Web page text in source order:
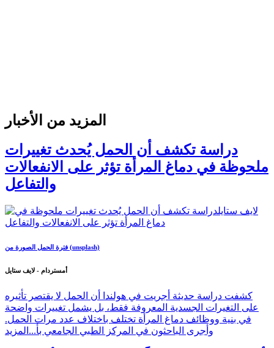
المزيد من الأخبار
دراسة تكشف أن الحمل يُحدث تغييرات
ملحوظة في دماغ المرأة تؤثر على الانفعالات
والتفاعل
فترة الحمل الصورة من (unsplash)
أمستردام - لايف ستايل
كشفت دراسة حديثة أجريت في هولندا أن الحمل لا يقتصر تأثيره
على التغيرات الجسدية المعروفة فقط، بل يشمل تغييرات واضحة
في بنية ووظائف دماغ المرأة تختلف باختلاف عدد مرات الحمل.
وأجرى الباحثون في المركز الطبي الجامعي بأ... المزيد